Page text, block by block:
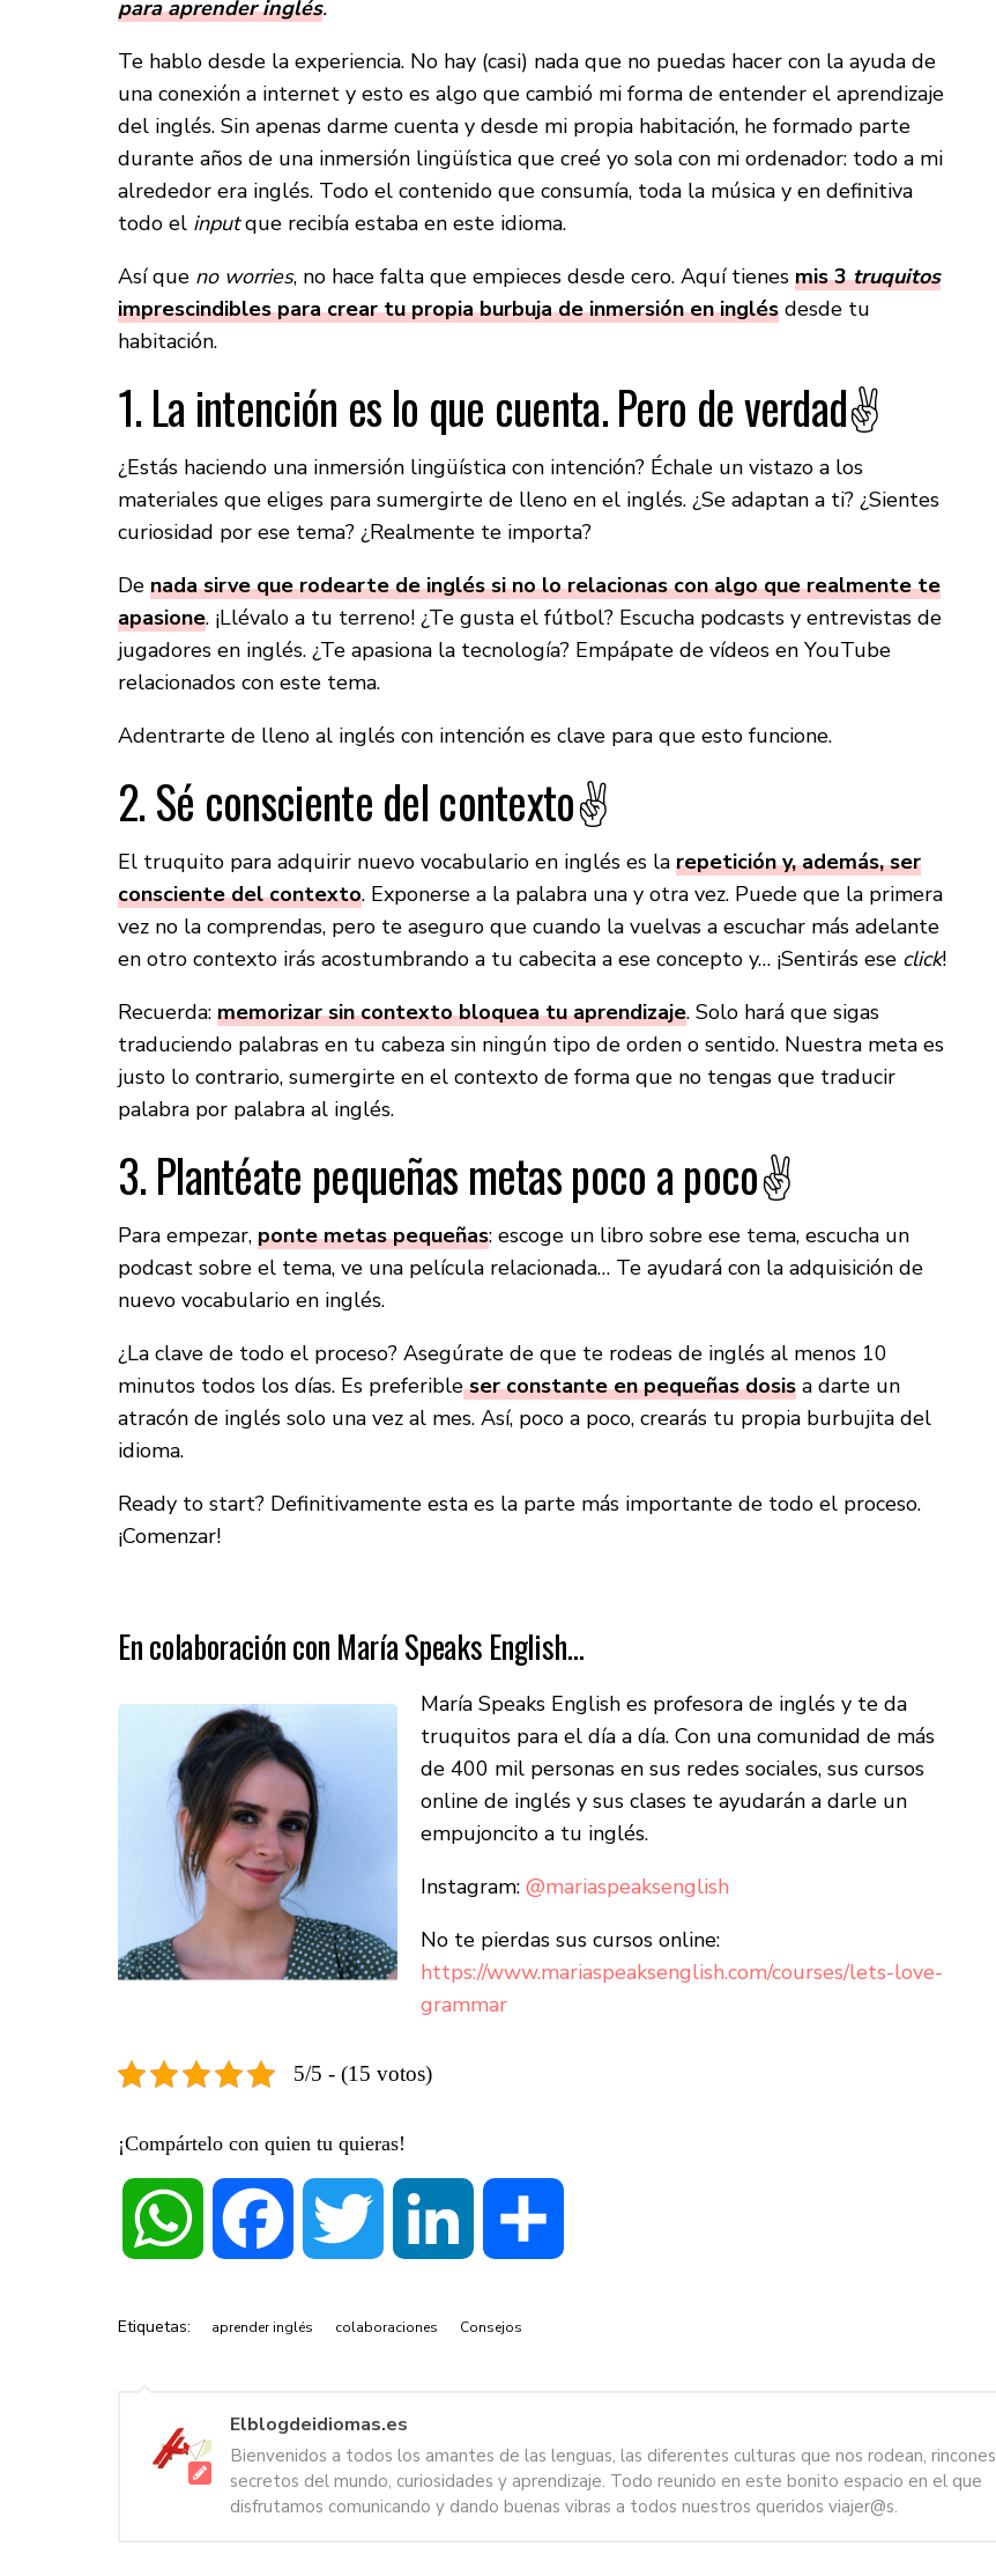
para aprender inglés.
Te hablo desde la experiencia. No hay (casi) nada que no puedas hacer con la ayuda de
una conexión a internet y esto es algo que cambió mi forma de entender el aprendizaje
del inglés. Sin apenas darme cuenta y desde mi propia habitación, he formado parte
durante años de una inmersión lingüística que creé yo sola con mi ordenador: todo a mi
alrededor era inglés. Todo el contenido que consumía, toda la música y en definitiva
todo el inputque recibía estaba en este idioma.
Así que no worries, no hace falta que empieces desde cero. Aquí tienes mis 3truquitos
imprescindibles para crear tu propia burbuja de inmersión en inglés desde tu
habitación.
1. La intención es lo que cuenta. Pero de verdad✌️
¿Estás haciendo una inmersión lingüística con intención? Échale un vistazo a los
materiales que eliges para sumergirte de lleno en el inglés. ¿Se adaptan a ti? ¿Sientes
curiosidad por ese tema? ¿Realmente te importa?
De nada sirve que rodearte de inglés si no lo relacionas con algo que realmente te
apasione. ¡Llévalo a tu terreno! ¿Te gusta el fútbol? Escucha podcasts y entrevistas de
jugadores en inglés. ¿Te apasiona la tecnología? Empápate de vídeos en YouTube
relacionados con este tema.
Adentrarte de lleno al inglés con intención es clave para que esto funcione.
2. Sé consciente del contexto✌️
El truquito para adquirir nuevo vocabulario en inglés es la repetición y, además, ser
consciente del contexto. Exponerse a la palabra una y otra vez. Puede que la primera
vez no la comprendas, pero te aseguro que cuando la vuelvas a escuchar más adelante
en otro contexto irás acostumbrando a tu cabecita a ese concepto y… ¡Sentirás ese click!
Recuerda: memorizar sin contexto bloquea tu aprendizaje. Solo hará que sigas
traduciendo palabras en tu cabeza sin ningún tipo de orden o sentido. Nuestra meta es
justo lo contrario, sumergirte en el contexto de forma que no tengas que traducir
palabra por palabra al inglés.
3. Plantéate pequeñas metas poco a poco✌️
Para empezar, ponte metas pequeñas: escoge un libro sobre ese tema, escucha un
podcast sobre el tema, ve una película relacionada… Te ayudará con la adquisición de
nuevo vocabulario en inglés.
¿La clave de todo el proceso? Asegúrate de que te rodeas de inglés al menos 10
minutos todos los días. Es preferibleser constante en pequeñas dosis a darte un
atracón de inglés solo una vez al mes. Así, poco a poco, crearás tu propia burbujita del
idioma.
Ready to start? Definitivamente esta es la parte más importante de todo el proceso.
¡Comenzar!
En colaboración con María Speaks English…
María Speaks English es profesora de inglés y te da
truquitos para el día a día. Con una comunidad de más
de 400 mil personas en sus redes sociales, sus cursos
online de inglés y sus clases te ayudarán a darle un
empujoncito a tu inglés.
Instagram: @mariaspeaksenglish
No te pierdas sus cursos online:
https://www.mariaspeaksenglish.com/courses/lets-love-
grammar
5/5 - (15 votos)
¡Compártelo con quien tu quieras!
WhatsApp Facebook LinkedIn
Etiquetas: aprender inglés colaboraciones Consejos
Elblogdeidiomas.es
Bienvenidos a todos los amantes de las lenguas, las diferentes culturas que nos rodean, rincones
secretos del mundo, curiosidades y aprendizaje. Todo reunido en este bonito espacio en el que
disfrutamos comunicando y dando buenas vibras a todos nuestros queridos viajer@s.